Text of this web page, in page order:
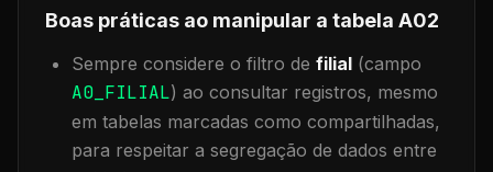
Boas práticas ao manipular a tabela A02
Sempre considere o filtro de filial (campo
A0_FILIAL) ao consultar registros, mesmo
em tabelas marcadas como compartilhadas,
para respeitar a segregação de dados entre